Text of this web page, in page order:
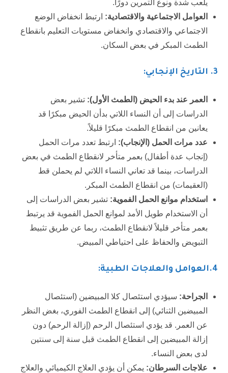
يلعب شدة ونوع التمرين دورًا.
العوامل الاجتماعية والاقتصادية: ارتبط انخفاض الوضع
الاجتماعي والاقتصادي وانخفاض مستويات التعليم بانقطاع
الطمث المبكر في بعض السكان.
3. التاريخ الإنجابي:
العمر عند بدء الحيض (الطمث الأول): تشير بعض
الدراسات إلى أن النساء اللاتي بدأن الحيض مبكرًا قد
يعانين من انقطاع الطمث مبكرًا قليلاً.
عدد مرات الحمل (الإنجاب): ارتبط تعدد مرات الحمل
(إنجاب عدة أطفال) بعمر متأخر لانقطاع الطمث في بعض
الدراسات، بينما قد تعاني النساء اللاتي لم يحملن قط
(العقيمات) من انقطاع الطمث المبكر.
استخدام موانع الحمل الفموية: تشير بعض الدراسات إلى
أن الاستخدام طويل الأمد لموانع الحمل الفموية قد يرتبط
بعمر متأخر قليلاً لانقطاع الطمث، ربما عن طريق تثبيط
التبويض والحفاظ على احتياطي المبيض.
4. العوامل والعلاجات الطبية:
الجراحة: سيؤدي استئصال كلا المبيضين (استئصال
المبيضين الثنائي) إلى انقطاع الطمث الفوري، بغض النظر
عن العمر. قد يؤدي استئصال الرحم (إزالة الرحم) دون
إزالة المبيضين إلى انقطاع الطمث قبل سنة إلى سنتين
لدى بعض النساء.
علاجات السرطان: يمكن أن يؤدي العلاج الكيميائي والعلاج